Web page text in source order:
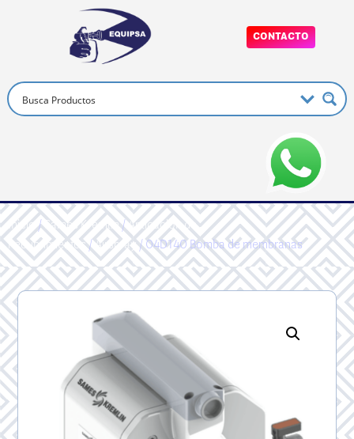
CONTACTO
Inicio/Sames Kremlin/Aplicacion de
Recubrimientos/Airspray/ 04D140 Bomba de membranas